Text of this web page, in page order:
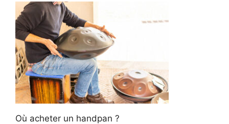
Où acheter un handpan ?